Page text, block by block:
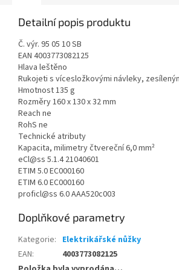
Detailní popis produktu
Č. výr. 95 05 10 SB
EAN 4003773082125
Hlava leštěno
Rukojeti s vícesložkovými návleky,
Hmotnost 135 g
Rozměry 160 x 130 x 32 mm
Reach ne
RohS ne
Technické atributy
Kapacita, milimetry čtvereční 6,0 mm²
eCl@ss 5.1.4 21040601
ETIM 5.0 EC000160
ETIM 6.0 EC000160
proficl@ss 6.0 AAA520c003
Doplňkové parametry
Kategorie: Elektrikářské nůžky
EAN:
4003773082125